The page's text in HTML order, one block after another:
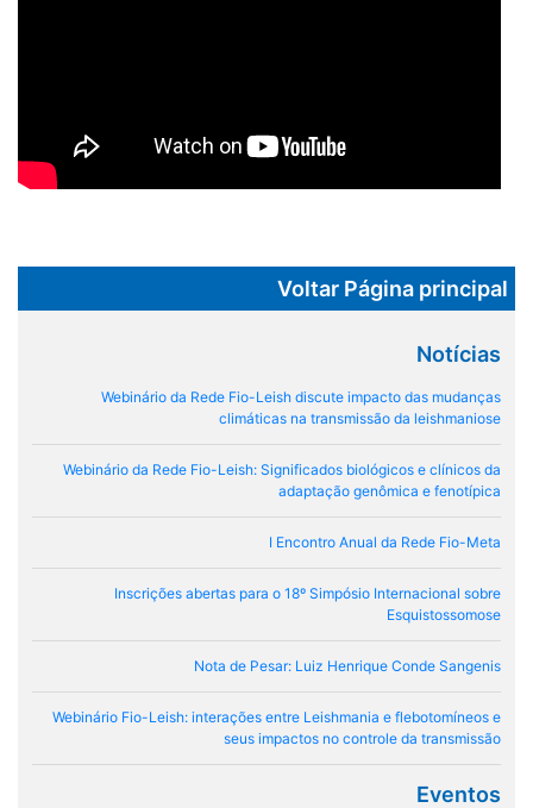
Voltar Página principal
Notícias
Webinário da Rede Fio-Leish discute impacto das mudanças
climáticas na transmissão da leishmaniose
Webinário da Rede Fio-Leish: Significados biológicos e clínicos da
adaptação genômica e fenotípica
I Encontro Anual da Rede Fio-Meta
Inscrições abertas para o 18º Simpósio Internacional sobre
Esquistossomose
Nota de Pesar: Luiz Henrique Conde Sangenis
Webinário Fio-Leish: interações entre Leishmania e flebotomíneos e
seus impactos no controle da transmissão
Eventos